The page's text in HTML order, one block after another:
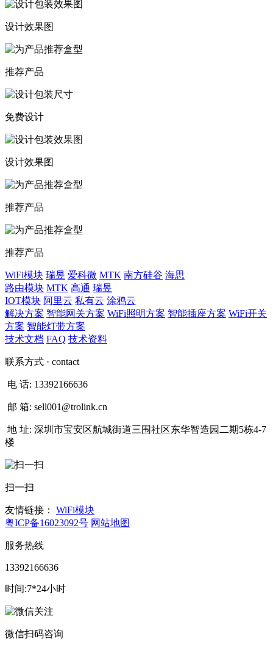
设计效果图
推荐产品
免费设计
设计效果图
推荐产品
推荐产品
WiFi模块 瑞昱 爱科微 MTK 南方硅谷 海思
路由模块 MTK 高通 瑞昱
IOT模块 阿里云 私有云 涂鸦云
解决方案 智能网关方案 WiFi照明方案 智能插座方案 WiFi开关
方案 智能灯带方案
技术文档 FAQ 技术资料
联系方式 · contact
电 话: 13392166636
邮 箱: sell001@trolink.cn
地 址: 深圳市宝安区航城街道三围社区东华智造园二期5栋4-7
楼
扫一扫
友情链接：
WiFi模块
粤ICP备16023092号 网站地图
服务热线
13392166636
时间:7*24小时
微信扫码咨询